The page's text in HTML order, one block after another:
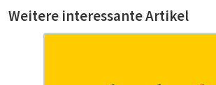
Weitere interessante Artikel